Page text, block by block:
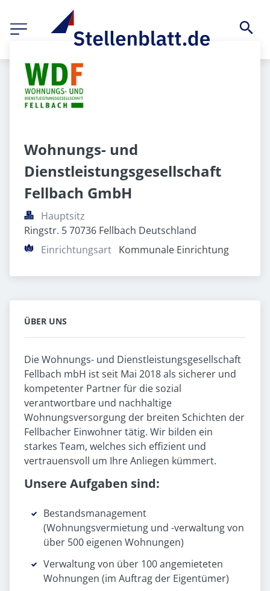
Wohnungs- und
Dienstleistungsgesellschaft
Fellbach GmbH
Hauptsitz
Ringstr. 5 70736 Fellbach Deutschland
Einrichtungsart Kommunale Einrichtung
ÜBER UNS
Die Wohnungs- und Dienstleistungsgesellschaft
Fellbach mbH ist seit Mai 2018 als sicherer und
kompetenter Partner für die sozial
verantwortbare und nachhaltige
Wohnungsversorgung der breiten Schichten der
Fellbacher Einwohner tätig. Wir bilden ein
starkes Team, welches sich effizient und
vertrauensvoll um Ihre Anliegen kümmert.
Unsere Aufgaben sind:
Bestandsmanagement
(Wohnungsvermietung und -verwaltung von
über 500 eigenen Wohnungen)
Verwaltung von über 100 angemieteten
Wohnungen (im Auftrag der Eigentümer)